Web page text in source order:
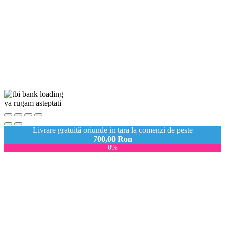
va rugam asteptati
Livrare gratuită oriunde in tara la comenzi de peste
700,00 Ron
0%